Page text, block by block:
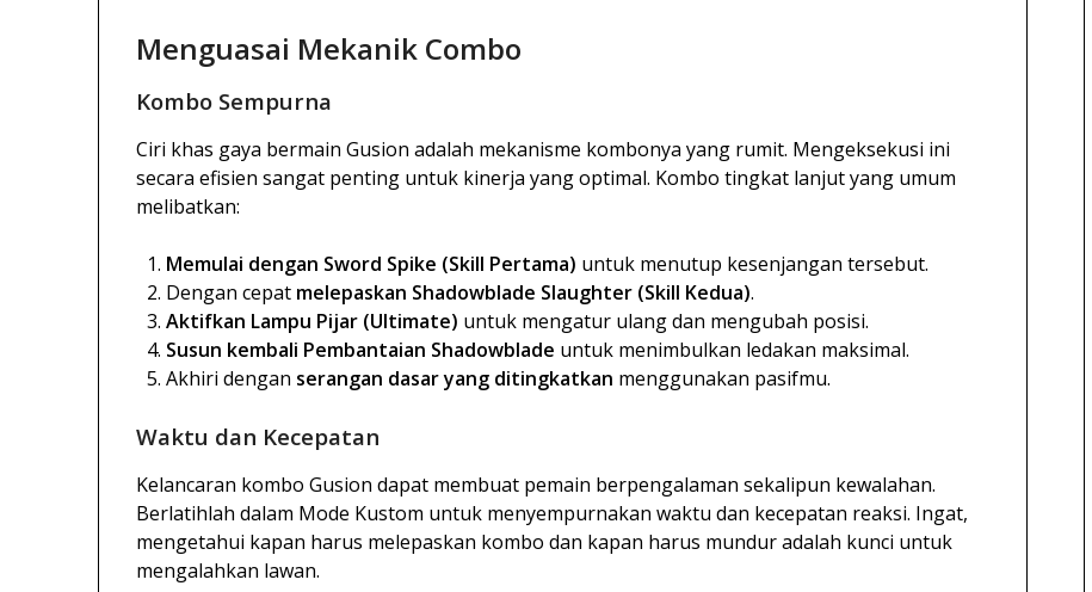
Menguasai Mekanik Combo
Kombo Sempurna
Ciri khas gaya bermain Gusion adalah mekanisme kombonya yang rumit. Mengeksekusi ini
secara efisien sangat penting untuk kinerja yang optimal. Kombo tingkat lanjut yang umum
melibatkan:
Memulai dengan Sword Spike (Skill Pertama) untuk menutup kesenjangan tersebut.
Dengan cepat melepaskan Shadowblade Slaughter (Skill Kedua).
Aktifkan Lampu Pijar (Ultimate) untuk mengatur ulang dan mengubah posisi.
Susun kembali Pembantaian Shadowblade untuk menimbulkan ledakan maksimal.
Akhiri dengan serangan dasar yang ditingkatkan menggunakan pasifmu.
Waktu dan Kecepatan
Kelancaran kombo Gusion dapat membuat pemain berpengalaman sekalipun kewalahan.
Berlatihlah dalam Mode Kustom untuk menyempurnakan waktu dan kecepatan reaksi. Ingat,
mengetahui kapan harus melepaskan kombo dan kapan harus mundur adalah kunci untuk
mengalahkan lawan.